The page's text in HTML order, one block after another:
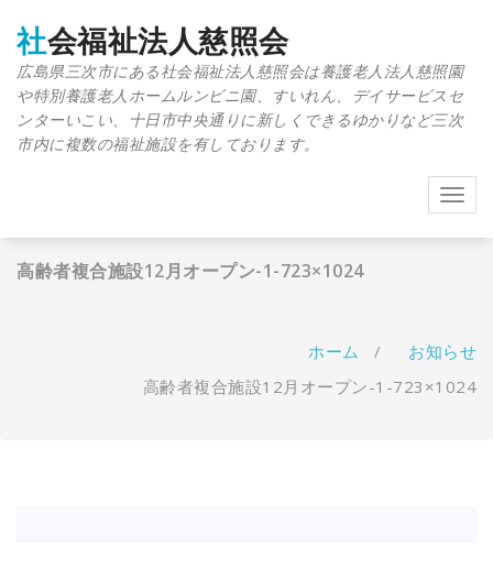
社会福祉法人慈照会
広島県三次市にある社会福祉法人慈照会は養護老人法人慈照園
や特別養護老人ホームルンビニ園、すいれん、デイサービスセ
ンターいこい、十日市中央通りに新しくできるゆかりなど三次
市内に複数の福祉施設を有しております。
高齢者複合施設12月オープン-1-723×1024
ホーム /
お知らせ
高齢者複合施設12月オープン-1-723×1024